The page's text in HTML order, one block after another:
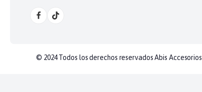
© 2024 Todos los derechos reservados Abis Accesorios